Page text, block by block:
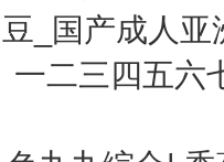
豆_国产成人
一二三四五六